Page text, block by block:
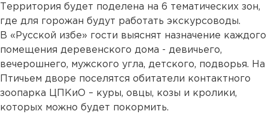
Территория будет поделена на 6 тематических зон,
где для горожан будут работать экскурсоводы.
В «Русской избе» гости выяснят назначение каждого
помещения деревенского дома - девичьего,
вечерошнего, мужского угла, детского, подворья. На
Птичьем дворе поселятся обитатели контактного
зоопарка ЦПКиО – куры, овцы, козы и кролики,
которых можно будет покормить.